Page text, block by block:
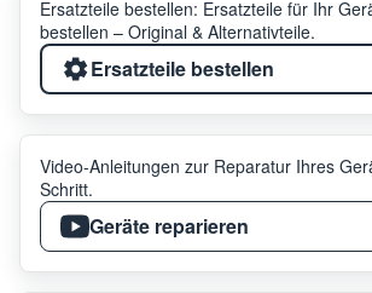
Ersatzteile bestellen: Ersatzteile für Ihr
bestellen – Original & Alternativteile.
Ersatzteile bestellen
Video-Anleitungen zur Reparatur Ihres
Schritt.
Geräte reparieren